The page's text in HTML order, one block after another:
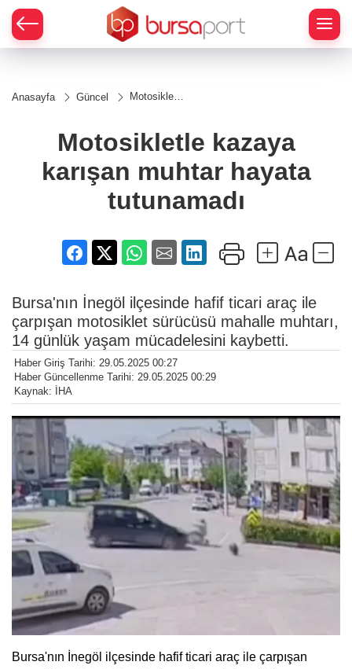
Anasayfa Güncel
Motosikletle
muhtar
hayata
Motosikletle kazaya
karışan muhtar hayata
tutunamadı
Bursa'nın İnegöl ilçesinde hafif ticari araç ile
çarpışan motosiklet sürücüsü mahalle muhtarı,
14 günlük yaşam mücadelesini kaybetti.
Haber Giriş Tarihi: 29.05.2025 00:27
Haber Güncellenme Tarihi: 29.05.2025 00:29
Kaynak: İHA
Bursa'nın İnegöl ilçesinde hafif ticari araç ile çarpışan